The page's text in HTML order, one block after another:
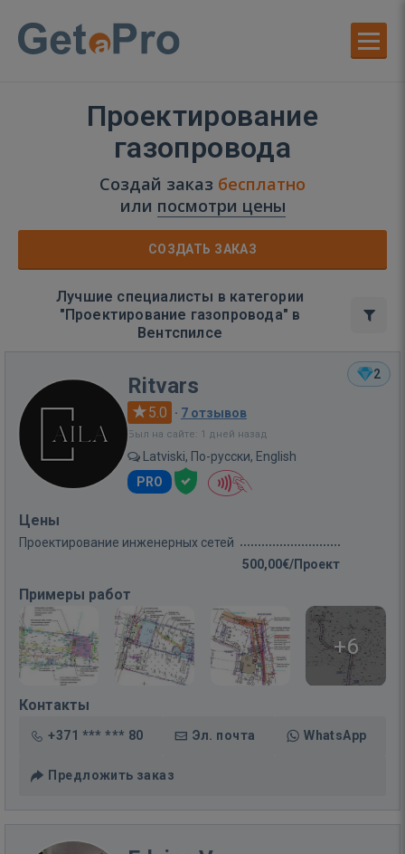
Проектирование
газопровода
Создай заказ бесплатно
или посмотри цены
СОЗДАТЬ ЗАКАЗ
Лучшие специалисты в категории
"Проектирование газопровода" в
Вентспилсе
2
Ritvars
5.0 · 7 отзывов
Был на сайте: 1 дней назад
Latviski, По-русски, English
PRO
Цены
Проектирование инженерных сетей
500,00€/Проект
Примеры работ
+6
Контакты
+371 *** *** 80 Эл. почта WhatsApp
Предложить заказ